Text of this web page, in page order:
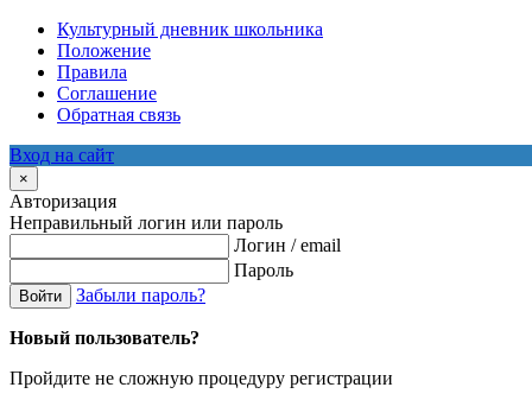
Культурный дневник школьника
Положение
Правила
Соглашение
Обратная связь
Вход на сайт
×
Авторизация
Неправильный логин или пароль
Логин / email
Пароль
Войти Забыли пароль?
Новый пользователь?
Пройдите не сложную процедуру регистрации